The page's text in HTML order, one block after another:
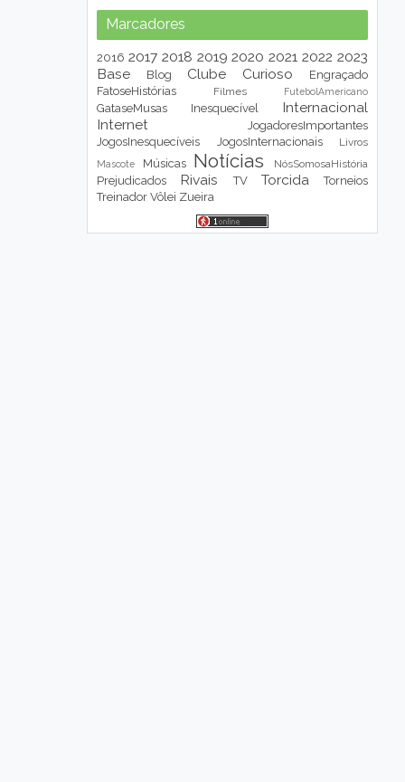
Marcadores
2016 2017 2018 2019 2020 2021 2022 2023
Base
Blog Clube Curioso
Engraçado
FatoseHistórias
Filmes FutebolAmericano
GataseMusas Inesquecível
Internacional
Internet
JogadoresImportantes
JogosInesquecíveis
JogosInternacionais Livros
Mascote Músicas Notícias NósSomosaHistória
Prejudicados Rivais TV Torcida
Torneios
Treinador Vôlei Zueira